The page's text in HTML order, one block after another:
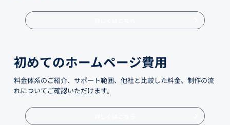
初めてのホームページ費用
料金体系のご紹介、サポート範囲、他社と比較した料金、制作の流
れについてご確認いただけます。